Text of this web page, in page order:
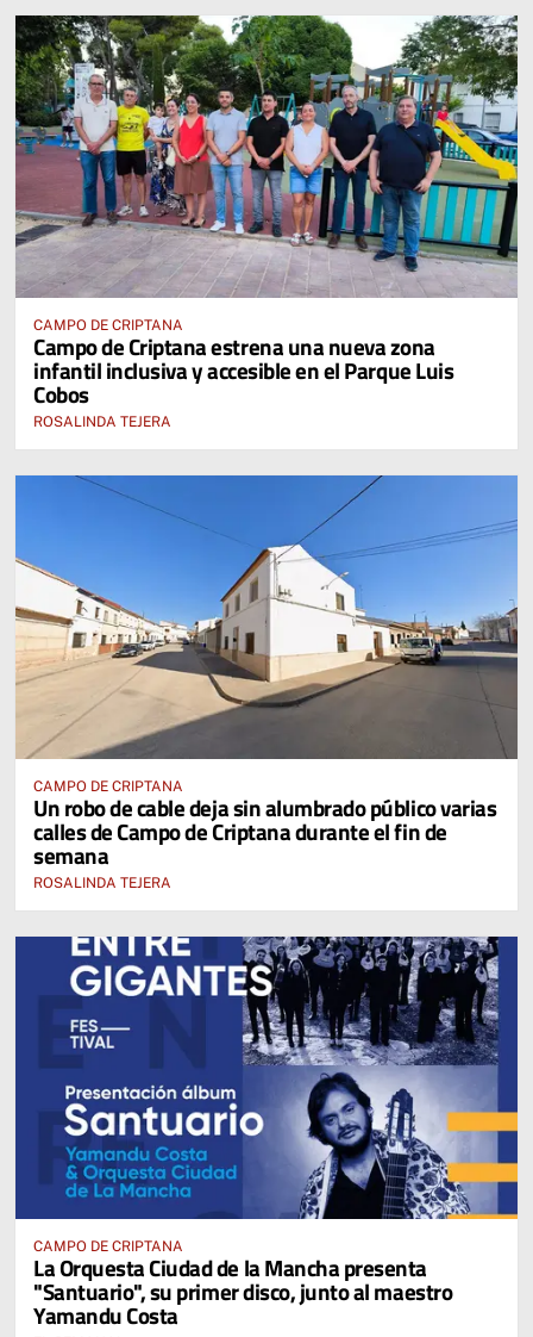
CAMPO DE CRIPTANA
Campo de Criptana estrena una nueva zona
infantil inclusiva y accesible en el Parque Luis
Cobos
ROSALINDA TEJERA
CAMPO DE CRIPTANA
Un robo de cable deja sin alumbrado público varias
calles de Campo de Criptana durante el fin de
semana
ROSALINDA TEJERA
CAMPO DE CRIPTANA
La Orquesta Ciudad de la Mancha presenta
"Santuario", su primer disco, junto al maestro
Yamandu Costa